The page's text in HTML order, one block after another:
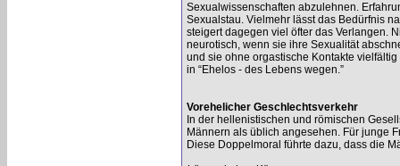
Sexualwissenschaften abzulehnen.
Sexualstau. Vielmehr lässt das Bedürfnis
steigert dagegen viel öfter das Verlangen.
neurotisch, wenn sie ihre Sexualität
und sie ohne orgastische Kontakte
in “Ehelos - des Lebens wegen.”
Vorehelicher Geschlechtsverkehr
In der hellenistischen und römischen
Männern als üblich angesehen. Für junge
Diese Doppelmoral führte dazu, dass die